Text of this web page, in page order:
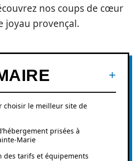
nos coups de cœur
joyau provençal.
choisir le meilleur site de
prisées à
Marie
des tarifs et équipements